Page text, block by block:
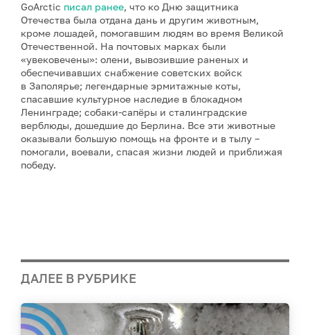
GoArctic писал ранее, что ко Дню защитника
Отечества была отдана дань и другим животным,
кроме лошадей, помогавшим людям во время Великой
Отечественной. На почтовых марках были
«увековечены»: олени, вывозившие раненых и
обеспечивавших снабжение советских войск
в Заполярье; легендарные эрмитажные коты,
спасавшие культурное наследие в блокадном
Ленинграде; собаки-сапёры и сталинградские
верблюды, дошедшие до Берлина. Все эти животные
оказывали большую помощь на фронте и в тылу –
помогали, воевали, спасая жизни людей и приближая
победу.
ДАЛЕЕ В РУБРИКЕ